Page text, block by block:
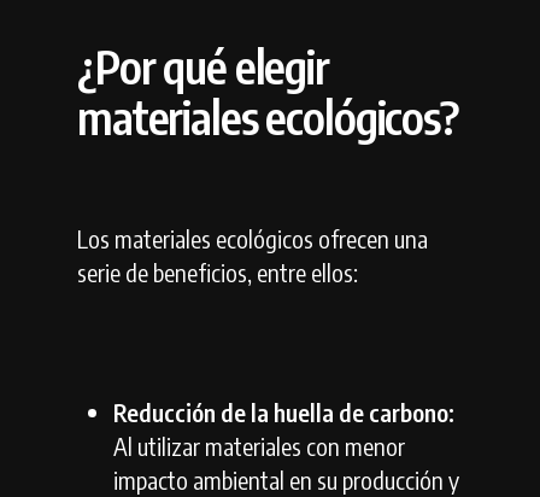
¿Por qué elegir
materiales ecológicos?
Los materiales ecológicos ofrecen una
serie de beneficios, entre ellos:
Reducción de la huella de carbono:
Al utilizar materiales con menor
impacto ambiental en su producción y